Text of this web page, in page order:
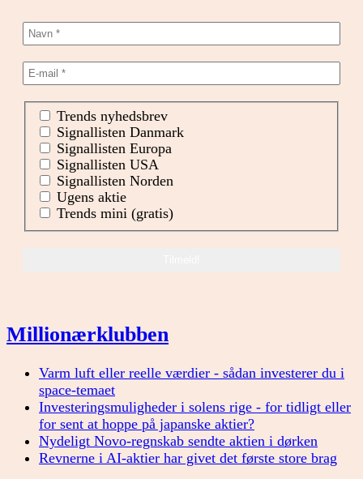
Trends nyhedsbrev
Signallisten Danmark
Signallisten Europa
Signallisten USA
Signallisten Norden
Ugens aktie
Trends mini (gratis)
Millionærklubben
Varm luft eller reelle værdier - sådan investerer du i
space-temaet
Investeringsmuligheder i solens rige - for tidligt eller
for sent at hoppe på japanske aktier?
Nydeligt Novo-regnskab sendte aktien i dørken
Revnerne i AI-aktier har givet det første store brag